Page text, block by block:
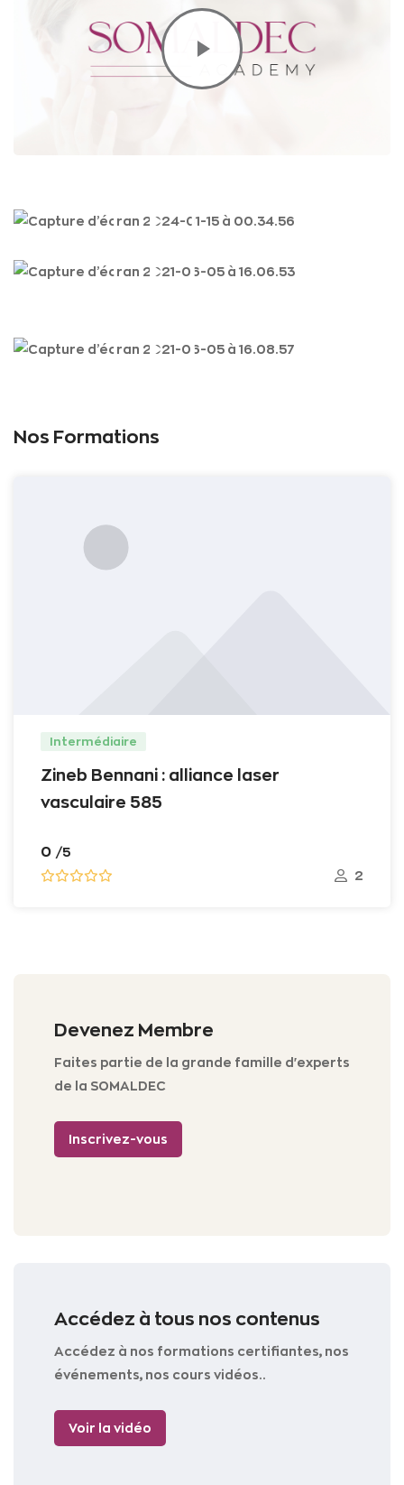
Nos Formations
Intermédiaire
Zineb Bennani : alliance laser
vasculaire 585
0 /5
2
Devenez Membre
Faites partie de la grande famille d'experts
de la SOMALDEC
Inscrivez-vous
Accédez à tous nos contenus
Accédez à nos formations certifiantes, nos
événements, nos cours vidéos..
Voir la vidéo